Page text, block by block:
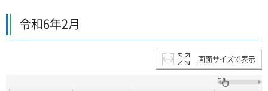
令和6年2月
画面サイズで表示